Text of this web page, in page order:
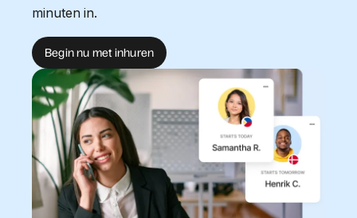
minuten in.
Begin nu met inhuren